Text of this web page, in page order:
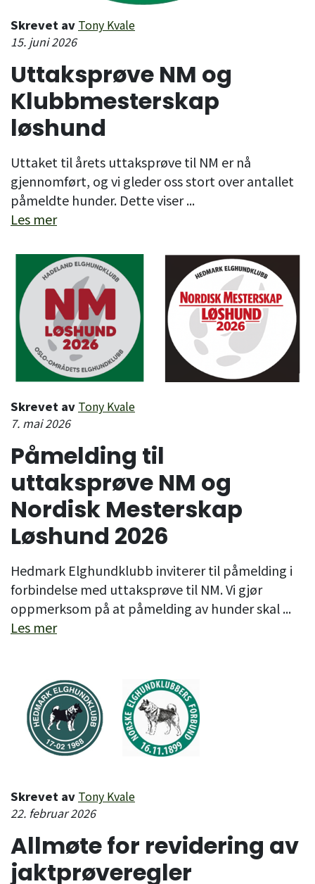
Skrevet av Tony Kvale
15. juni 2026
Uttaksprøve NM og
Klubbmesterskap
løshund
Uttaket til årets uttaksprøve til NM er nå
gjennomført, og vi gleder oss stort over antallet
påmeldte hunder. Dette viser ...
Les mer
Skrevet av Tony Kvale
7. mai 2026
Påmelding til
uttaksprøve NM og
Nordisk Mesterskap
Løshund 2026
Hedmark Elghundklubb inviterer til påmelding i
forbindelse med uttaksprøve til NM. Vi gjør
oppmerksom på at påmelding av hunder skal ...
Les mer
Skrevet av Tony Kvale
22. februar 2026
Allmøte for revidering av
jaktprøveregler